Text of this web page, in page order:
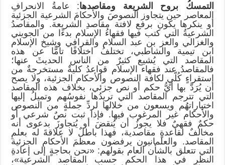
التمسكُ بروح الشريعة ومقاصدها: عامةُ الانحرافِ
المعاصر حين يتجاوز النصوصَ والأحكامَ الشرعية الجزئية
أو ينكرها يكون برفع لافتة مقاصدِ الشريعة. والمقاصدُ
الشرعيةُ التي كتب فيها فقهاءُ الإسلام بدءًا من الجويني
والغزالي والعز بن عبد السلام والقرافي وشيخ الإسلام
ابن تيمية والشاطبي، تختلفُ اختلافًا تامًّا عن هذه
المقاصد التي يُشيع كثيرٌ من الناس الحديثَ عنها؛
فالمقاصدُ عند فقهاء الإسلام قواعدُ كليةٌ مستخرجةٌ من
استقراءٍ كُلّيٍ لكافة النصوص والأحكام الجزئية، ولا يصح
أن يُرَدَّ بها أيُّ حكم أو نص جزئي، بخلاف هذه المقاصد
التي تترجم المقاصد التي تريدُها نفوسُهم وتميلُ إليها
اختياراتهُم ويسعون من خلالها لردِّ جملةٍ من النصوص
والأحكام غير المرغوب فيها. فإذا ثبت نصٌ شرعي أو
حكمٌ فقهيٌ فلا يجوزُ أن يُنقضَ أو يُتجاوزَ بدعوى أنه
مخالفٌ لقاعدةٍ مقاصدية، فهذا باطلٌ لا علاقةَ له بعلمِ
المقاصد. والعلمانيون يرفضون معظمَ الأحكام الجزئية
التي تتعلق بالشأن العام بقولهم: «نحن بحاجةٍ إلى إعادةِ
النظرِ في هذا الحكم حسب المقاصد الشرعية»،